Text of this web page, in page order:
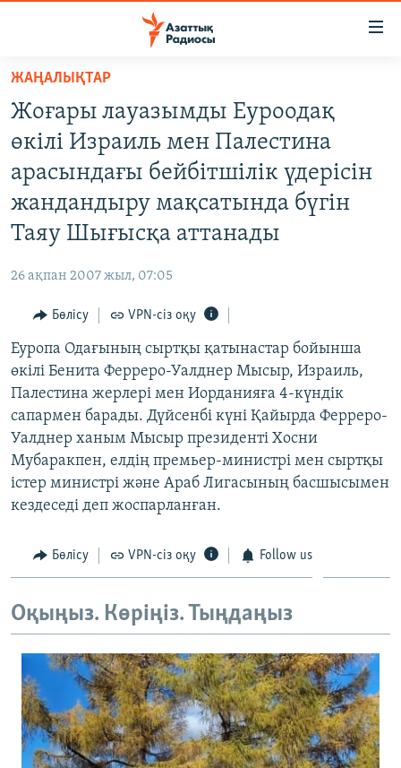
Skip
main
content
to
main
Navigation
to
САЯСАТ
АДАМ ҚҰҚЫҚТАРЫ
АРНАЙЫ ЖОБАЛАР
Русский
ЖАЗЫЛЫҢЫЗ
Басқа тілдерде
ЖАҢАЛЫҚТАР
Жоғары лауазымды Еуроодақ
өкілі Израиль мен Палестина
арасындағы бейбітшілік үдерісін
жандандыру мақсатында бүгін
Таяу Шығысқа аттанады
26 ақпан 2007 жыл, 07:05
Бөлісу VPN-сіз оқу
Еуропа Одағының сыртқы қатынастар бойынша
өкілі Бенита Ферреро-Уалднер Мысыр, Израиль,
Палестина жерлері мен Иорданияға 4-күндік
сапармен барады. Дүйсенбі күні Қайырда Ферреро-
Уалднер ханым Мысыр президенті Хосни
Мубаракпен, елдің премьер-министрі мен сыртқы
істер министрі және Араб Лигасының басшысымен
кездеседі деп жоспарланған.
Бөлісу VPN-сіз оқу Follow us
Оқыңыз. Көріңіз. Тыңдаңыз